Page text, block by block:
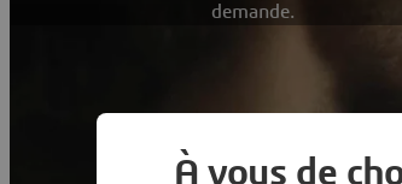
demande.
À vous de